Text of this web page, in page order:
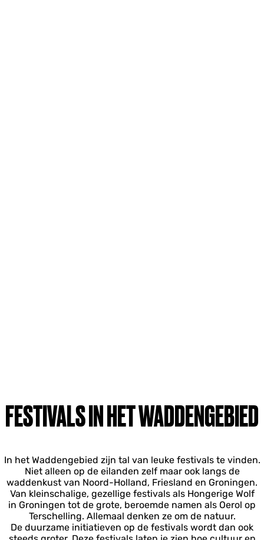
FESTIVALS IN HET WADDENGEBIED
In het Waddengebied zijn tal van leuke festivals te vinden.
Niet alleen op de eilanden zelf maar ook langs de
waddenkust van Noord-Holland, Friesland en Groningen.
Van kleinschalige, gezellige festivals als Hongerige Wolf
in Groningen tot de grote, beroemde namen als Oerol op
Terschelling. Allemaal denken ze om de natuur.
De duurzame initiatieven op de festivals wordt dan ook